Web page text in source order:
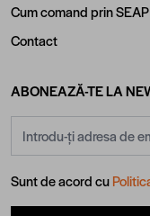
Cum comand prin SEAP
Contact
ABONEAZĂ-TE LA
Sunt de acord cu